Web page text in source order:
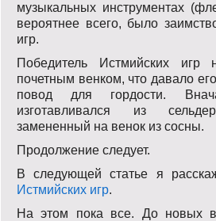
музыкальных инструментах
вероятнее всего, было
игр.
Победитель Истмийских игр
почетным венком, что давало
повод для гордости.
изготавливался из
замененный на венок из сосны.
Продолжение следует.
В следующей статье я
Истмийских игр.
На этом пока все. До новых